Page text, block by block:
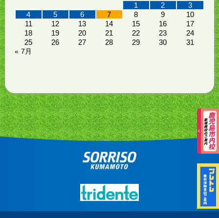
1
2
3
4
5 6 7 8 9
10
11
12 13 14 15 16
17
18
19 20 21 22 23
24
25
26 27 28 29 30 31
« 7月